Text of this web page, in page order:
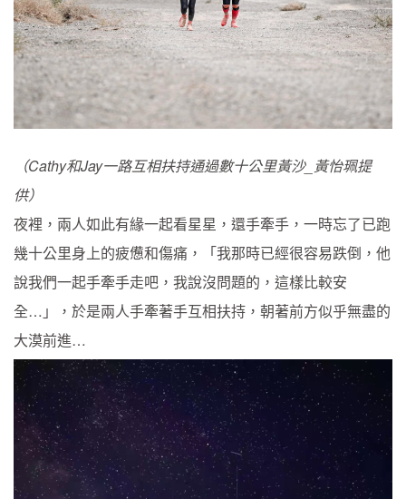
（Cathy和Jay一路互相扶持通過數十公里黃沙_黃怡珮提
供）
夜裡，兩人如此有緣一起看星星，還手牽手，一時忘了已跑
幾十公里身上的疲憊和傷痛，「我那時已經很容易跌倒，他
說我們一起手牽手走吧，我說沒問題的，這樣比較安
全…」，於是兩人手牽著手互相扶持，朝著前方似乎無盡的
大漠前進…